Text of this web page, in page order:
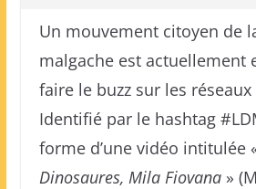
Un mouvement citoyen de
malgache est actuellement
faire le buzz sur les réseaux
Identifié par le hashtag
forme d’une vidéo intitulée
Dinosaures, Mila Fiovana»